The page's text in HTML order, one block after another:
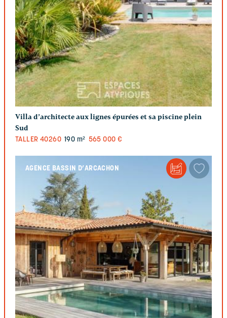
Villa d’architecte aux lignes épurées et sa piscine plein
Sud
TALLER 40260 190 m² 565 000 €
AGENCE BASSIN D’ARCACHON